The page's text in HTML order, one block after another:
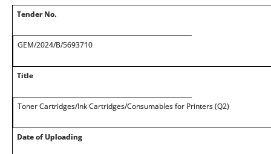
Tender No.
GEM/2024/B/5693710
Title
Toner Cartridges/Ink Cartridges/Consumables for Printers (Q2)
Date of Uploading